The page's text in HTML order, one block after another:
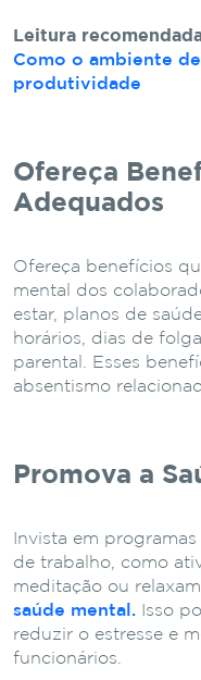
Leitura
Como o ambiente
produtividade
Ofereça
Adequados
Ofereça benefícios
mental dos
estar, planos de
horários, dias de
parental. Esses
absentismo
Promova a
Invista em
de trabalho, como
meditação ou
saúde mental. Isso
reduzir o estresse e
funcionários.